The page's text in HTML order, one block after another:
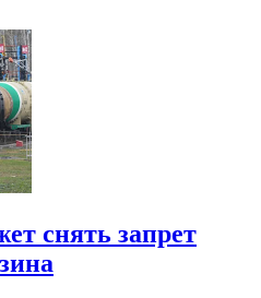
снять запрет